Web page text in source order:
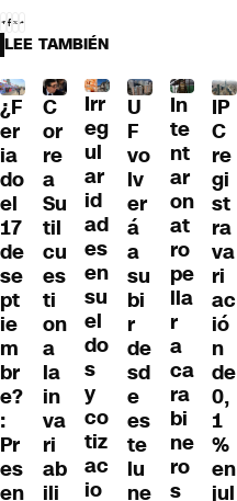
LEE TAMBIÉN
¿F
er
ia
do
el
17
de
se
pt
ie
m
br
e?
:
Pr
es
en
C
or
re
a
Su
til
cu
es
ti
on
a
la
in
va
ri
ab
ili
Irr
eg
ul
ar
id
ad
es
en
su
el
do
s
y
co
tiz
ac
io
U
F
vo
lv
er
á
a
su
bi
r
de
sd
e
es
te
lu
ne
In
te
nt
ar
on
at
ro
pe
lla
r
a
ca
ra
bi
ne
ro
s
IP
C
re
gi
st
ra
va
ri
ac
ió
n
de
0,
1
%
en
jul